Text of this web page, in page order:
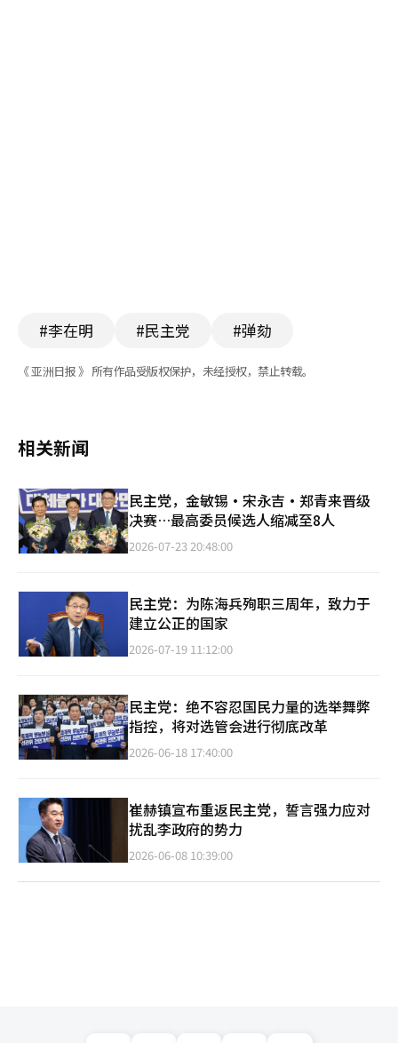
#李在明 #民主党 #弹劾
《 亚洲日报 》 所有作品受版权保护，未经授权，禁止转载。
相关新闻
民主党，金敏锡·宋永吉·郑青来晋级
决赛…最高委员候选人缩减至8人
2026-07-23 20:48:00
民主党：为陈海兵殉职三周年，致力于
建立公正的国家
2026-07-19 11:12:00
民主党：绝不容忍国民力量的选举舞弊
指控，将对选管会进行彻底改革
2026-06-18 17:40:00
崔赫镇宣布重返民主党，誓言强力应对
扰乱李政府的势力
2026-06-08 10:39:00